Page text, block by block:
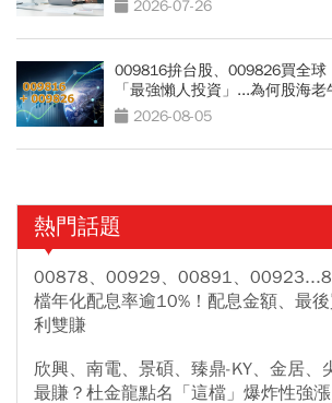
2026-07-26
009816拚台股、009826買全球
「最強懶人投資」...為何股海
買？2026-08-05
熱門話題
00878、00929、00891、00923...8
檔年化配息率逾10%！配息金額、最
利雙賺
欣興、南電、景碩、臻鼎-KY、金居、
最賺？杜金龍點名「這檔」爆炸性強